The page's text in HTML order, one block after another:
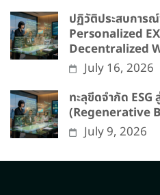
ปฏิวัติประสบการ
Personalized
Decentralized
July 16, 2026
ทะลุขีดจำกัด ESG
(Regenerative
July 9, 2026